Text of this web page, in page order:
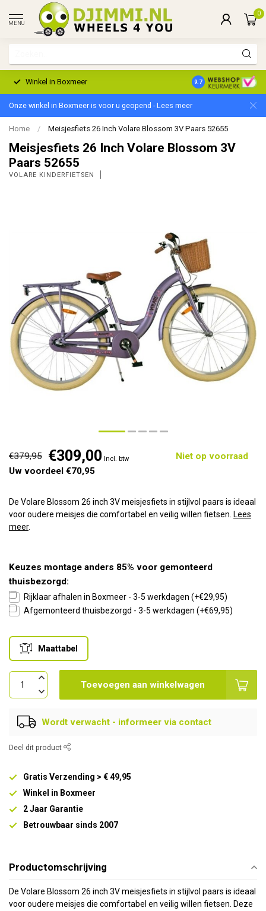
MENU
0
Winkel in Boxmeer 2 Jaar Garantie
9.7
Onze winkel in Boxmeer is voor u geopend - Lees meer
Home / Meisjesfiets 26 Inch Volare Blossom 3V Paars 52655
Meisjesfiets 26 Inch Volare Blossom 3V
Paars 52655
VOLARE KINDERFIETSEN
€379,95 €309,00 Incl. btw
Niet op voorraad
Uw voordeel €70,95
De Volare Blossom 26 inch 3V meisjesfiets in stijlvol paars is ideaal
voor oudere meisjes die comfortabel en veilig willen fietsen. Lees
meer.
Keuzes montage anders 85% voor gemonteerd
thuisbezorgd:
Rijklaar afhalen in Boxmeer - 3-5 werkdagen (+€29,95)
Afgemonteerd thuisbezorgd - 3-5 werkdagen (+€69,95)
Maattabel
Toevoegen aan winkelwagen
Wordt verwacht - informeer via contact
Deel dit product
Gratis Verzending > € 49,95
Winkel in Boxmeer
2 Jaar Garantie
Betrouwbaar sinds 2007
Productomschrijving
De Volare Blossom 26 inch 3V meisjesfiets in stijlvol paars is ideaal
voor oudere meisjes die comfortabel en veilig willen fietsen. Deze